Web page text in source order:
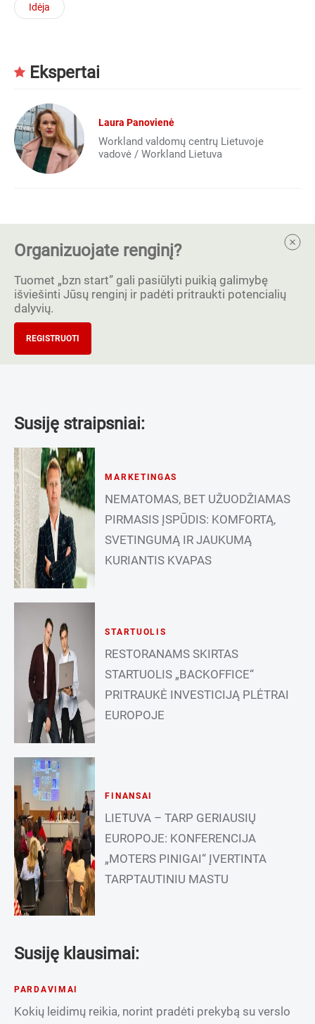
Idėja
Ekspertai
Laura Panovienė
Workland valdomų centrų Lietuvoje
vadovė / Workland Lietuva
Organizuojate renginį?
Tuomet „bzn start” gali pasiūlyti puikią galimybę
išviešinti Jūsų renginį ir padėti pritraukti potencialių
dalyvių.
REGISTRUOTI
Susiję straipsniai:
MARKETINGAS
NEMATOMAS, BET UŽUODŽIAMAS
PIRMASIS ĮSPŪDIS: KOMFORTĄ,
SVETINGUMĄ IR JAUKUMĄ
KURIANTIS KVAPAS
STARTUOLIS
RESTORANAMS SKIRTAS
STARTUOLIS „BACKOFFICE“
PRITRAUKĖ INVESTICIJĄ PLĖTRAI
EUROPOJE
FINANSAI
LIETUVA – TARP GERIAUSIŲ
EUROPOJE: KONFERENCIJA
„MOTERS PINIGAI“ ĮVERTINTA
TARPTAUTINIU MASTU
Susiję klausimai:
PARDAVIMAI
Kokių leidimų reikia, norint pradėti prekybą su verslo